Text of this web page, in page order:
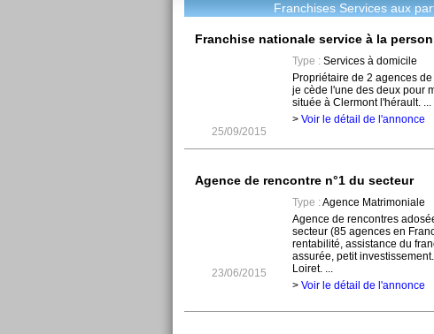
Franchises Services aux
Franchise nationale service à la
25/09/2015
Type :Services à domicile
Propriétaire de 2 agences
je cède l'une des deux pour
située à Clermont l'hérault. ...
> Voir le détail de l'annonce
Agence de rencontre n°1 du secteur
23/06/2015
Type :Agence Matrimoniale
Agence de rencontres
secteur (85 agences en
rentabilité, assistance du
assurée, petit
Loiret. ...
> Voir le détail de l'annonce